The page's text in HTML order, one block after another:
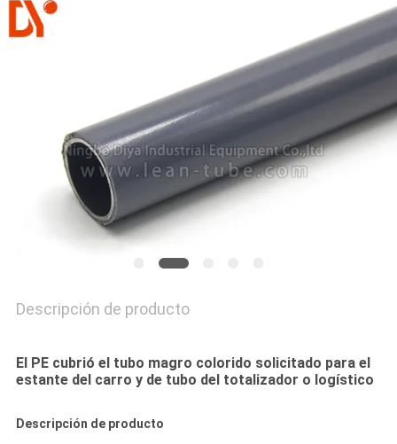
PIDA
MAPA
POLICY
Descripción de producto
El PE cubrió el tubo magro colorido solicitado para el
estante del carro y de tubo del totalizador o logístico
Descripción de producto